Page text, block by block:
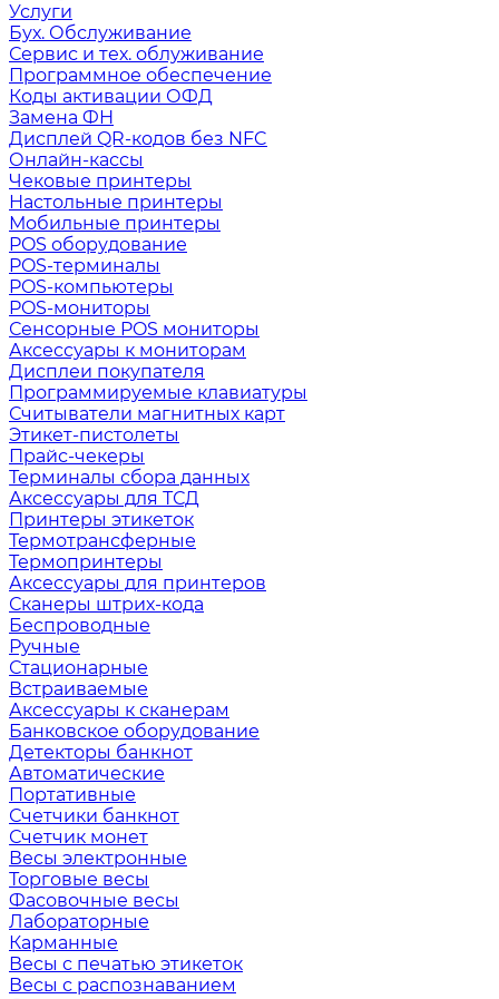
Услуги
Бух. Обслуживание
Сервис и тех. облуживание
Программное обеспечение
Коды активации ОФД
Замена ФН
Дисплей QR-кодов без NFC
Онлайн-кассы
Чековые принтеры
Настольные принтеры
Мобильные принтеры
POS оборудование
POS-терминалы
POS-компьютеры
POS-мониторы
Сенсорные POS мониторы
Аксессуары к мониторам
Дисплеи покупателя
Программируемые клавиатуры
Считыватели магнитных карт
Этикет-пистолеты
Прайс-чекеры
Терминалы сбора данных
Аксессуары для ТСД
Принтеры этикеток
Термотрансферные
Термопринтеры
Аксессуары для принтеров
Сканеры штрих-кода
Беспроводные
Ручные
Стационарные
Встраиваемые
Аксессуары к сканерам
Банковское оборудование
Детекторы банкнот
Автоматические
Портативные
Счетчики банкнот
Счетчик монет
Весы электронные
Торговые весы
Фасовочные весы
Лабораторные
Карманные
Весы с печатью этикеток
Весы с распознаванием